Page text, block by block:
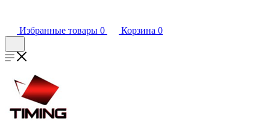
Избранные товары 0 Корзина 0